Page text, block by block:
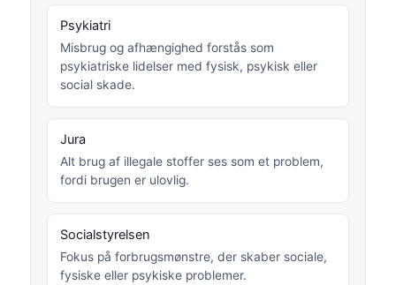
Psykiatri
Misbrug og afhængighed forstås som
psykiatriske lidelser med fysisk, psykisk eller
social skade.
Jura
Alt brug af illegale stoffer ses som et problem,
fordi brugen er ulovlig.
Socialstyrelsen
Fokus på forbrugsmønstre, der skaber sociale,
fysiske eller psykiske problemer.